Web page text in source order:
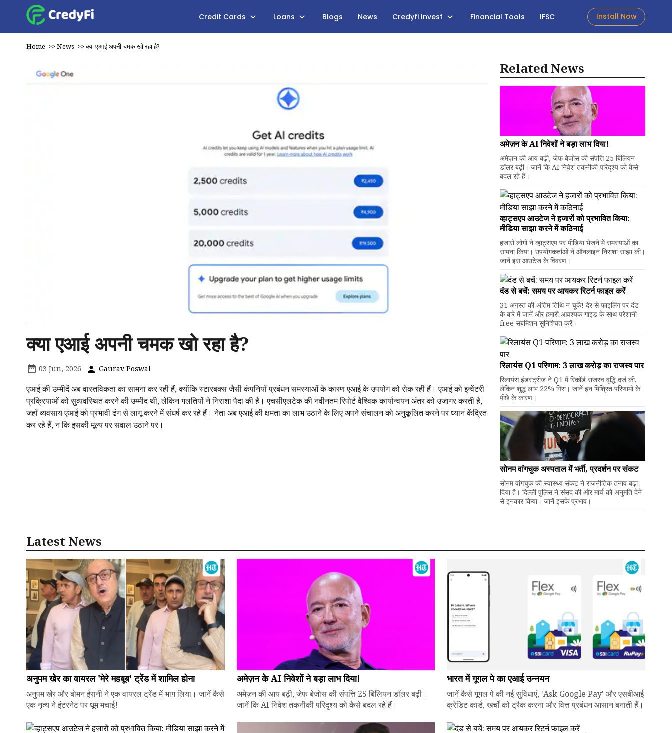
Credit Cards Loans Blogs News Credyfi Invest Financial Tools IFSC Install Now
Home >>News >>क्या एआई अपनी चमक खो रहा है?
क्या एआई अपनी चमक खो रहा है?
03 Jun, 2026 Gaurav Poswal
एआई की उम्मीदें अब वास्तविकता का सामना कर रही हैं, क्योंकि स्टारबक्स जैसी कंपनियाँ प्रबंधन समस्याओं के कारण एआई के उपयोग को रोक रही हैं। एआई को इन्वेंटरी
प्रक्रियाओं को सुव्यवस्थित करने की उम्मीद थी, लेकिन गलतियों ने निराशा पैदा की है। एचसीएलटेक की नवीनतम रिपोर्ट वैश्विक कार्यान्वयन अंतर को उजागर करती है,
जहाँ व्यवसाय एआई को प्रभावी ढंग से लागू करने में संघर्ष कर रहे हैं। नेता अब एआई की क्षमता का लाभ उठाने के लिए अपने संचालन को अनुकूलित करने पर ध्यान केंद्रित
कर रहे हैं, न कि इसकी मूल्य पर सवाल उठाने पर।
Related News
अमेज़न के AI निवेशों ने बड़ा लाभ दिया!
अमेज़न की आय बढ़ी, जेफ बेजोस की संपत्ति 25 बिलियन
डॉलर बढ़ी। जानें कि AI निवेश तकनीकी परिदृश्य को कैसे
बदल रहे हैं।
व्हाट्सएप आउटेज ने हजारों को प्रभावित किया:
मीडिया साझा करने में कठिनाई
हजारों लोगों ने व्हाट्सएप पर मीडिया भेजने में समस्याओं का
सामना किया। उपयोगकर्ताओं ने ऑनलाइन निराशा साझा की।
जानें इस आउटेज के विवरण।
दंड से बचें: समय पर आयकर रिटर्न फाइल करें
31 अगस्त की अंतिम तिथि न चूकें! देर से फाइलिंग पर दंड
के बारे में जानें और हमारी आवश्यक गाइड के साथ परेशानी-
free सबमिशन सुनिश्चित करें।
रिलायंस Q1 परिणाम: ₹3 लाख करोड़ का राजस्व पार
रिलायंस इंडस्ट्रीज ने Q1 में रिकॉर्ड राजस्व वृद्धि दर्ज की,
लेकिन शुद्ध लाभ 22% गिरा। जानें इन मिश्रित परिणामों के
पीछे के कारण।
सोनम वांगचुक अस्पताल में भर्ती, प्रदर्शन पर संकट
सोनम वांगचुक की स्वास्थ्य संकट ने राजनीतिक तनाव बढ़ा
दिया है। दिल्ली पुलिस ने संसद की ओर मार्च को अनुमति देने
से इनकार किया। जानें इसके प्रभाव।
Latest News
अनुपम खेर का वायरल 'मेरे महबूब' ट्रेंड में शामिल होना
अनुपम खेर और बोमन ईरानी ने एक वायरल ट्रेंड में भाग लिया। जानें कैसे
एक नृत्य ने इंटरनेट पर धूम मचाई!
अमेज़न के AI निवेशों ने बड़ा लाभ दिया!
अमेज़न की आय बढ़ी, जेफ बेजोस की संपत्ति 25 बिलियन डॉलर बढ़ी।
जानें कि AI निवेश तकनीकी परिदृश्य को कैसे बदल रहे हैं।
भारत में गूगल पे का एआई उन्नयन
जानें कैसे गूगल पे की नई सुविधाएं, 'Ask Google Pay' और एसबीआई
क्रेडिट कार्ड, खर्चों को ट्रैक करना और वित्त प्रबंधन आसान बनाती हैं।